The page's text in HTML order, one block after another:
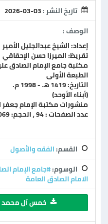
تاريخ النشر :2026-03-03
الوصف :
إعداد: الشيخ عبدالجليل الأمير
تقريظ: الميرزا حسن الإحقاقي
مكتبة جامع الإمام الصادق
الطبعة الأولى
التاريخ: 1419 هـ - 1998 م.
(أبناء الأوحد)
منشورات مكتبة الإمام جعفر
عدد الصفحات : 94 ، الحجم: 1.069 MB
القسم:الفقه والأصول
الوسوم:#جامع الإمام
الامام الصادق العامة
خمس آل محمد